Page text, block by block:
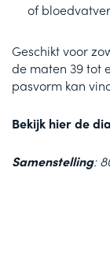
of
Geschikt voor
de maten 39 tot
pasvorm kan
Bekijk hier de
Samenstelling: